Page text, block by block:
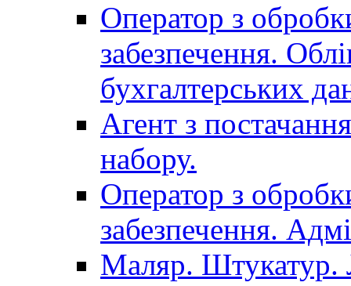
Оператор з
забезпечення.
бухгалтерських
Агент з
набору.
Оператор з
забезпечення.
Маляр. Штукатур.